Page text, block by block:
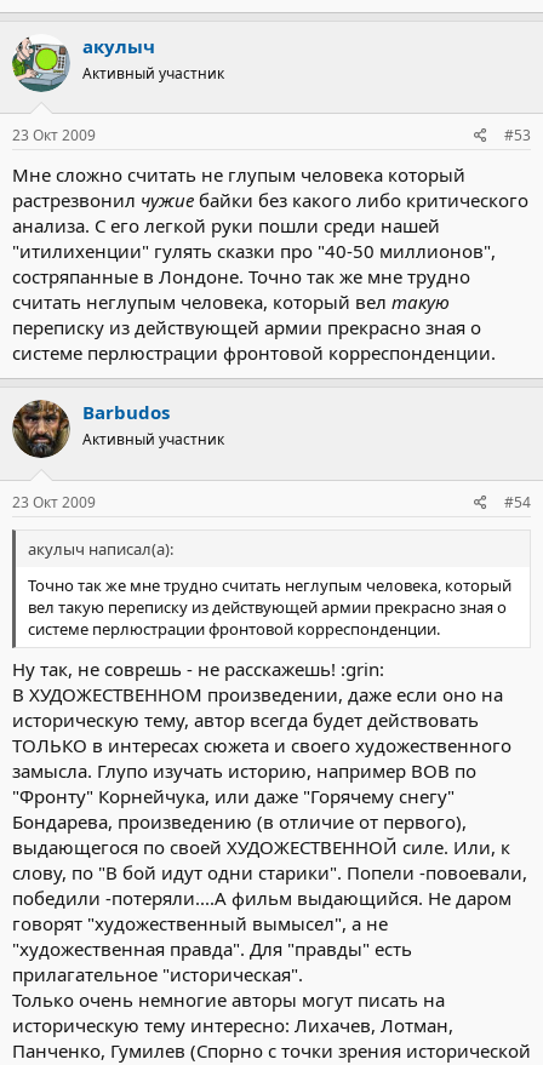
акулыч
Активный участник
23 Окт 2009 #53
Мне сложно считать не глупым человека который
растрезвонил чужие байки без какого либо критического
анализа. С его легкой руки пошли среди нашей
"итилихенции" гулять сказки про "40-50 миллионов",
состряпанные в Лондоне. Точно так же мне трудно
считать неглупым человека, который вел такую
переписку из действующей армии прекрасно зная о
системе перлюстрации фронтовой корреспонденции.
Barbudos
Активный участник
23 Окт 2009 #54
акулыч написал(а):
Точно так же мне трудно считать неглупым человека, который
вел такую переписку из действующей армии прекрасно зная о
системе перлюстрации фронтовой корреспонденции.
Ну так, не соврешь - не расскажешь! :grin:
В ХУДОЖЕСТВЕННОМ произведении, даже если оно на
историческую тему, автор всегда будет действовать
ТОЛЬКО в интересах сюжета и своего художественного
замысла. Глупо изучать историю, например ВОВ по
"Фронту" Корнейчука, или даже "Горячему снегу"
Бондарева, произведению (в отличие от первого),
выдающегося по своей ХУДОЖЕСТВЕННОЙ силе. Или, к
слову, по "В бой идут одни старики". Попели -повоевали,
победили -потеряли....А фильм выдающийся. Не даром
говорят "художественный вымысел", а не
"художественная правда". Для "правды" есть
прилагательное "историческая".
Только очень немногие авторы могут писать на
историческую тему интересно: Лихачев, Лотман,
Панченко, Гумилев (Спорно с точки зрения исторической